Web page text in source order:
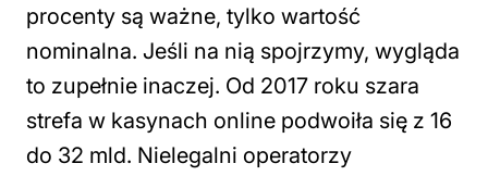
procenty są ważne, tylko wartość
nominalna. Jeśli na nią spojrzymy, wygląda
to zupełnie inaczej. Od 2017 roku szara
strefa w kasynach online podwoiła się z 16
do 32 mld. Nielegalni operatorzy